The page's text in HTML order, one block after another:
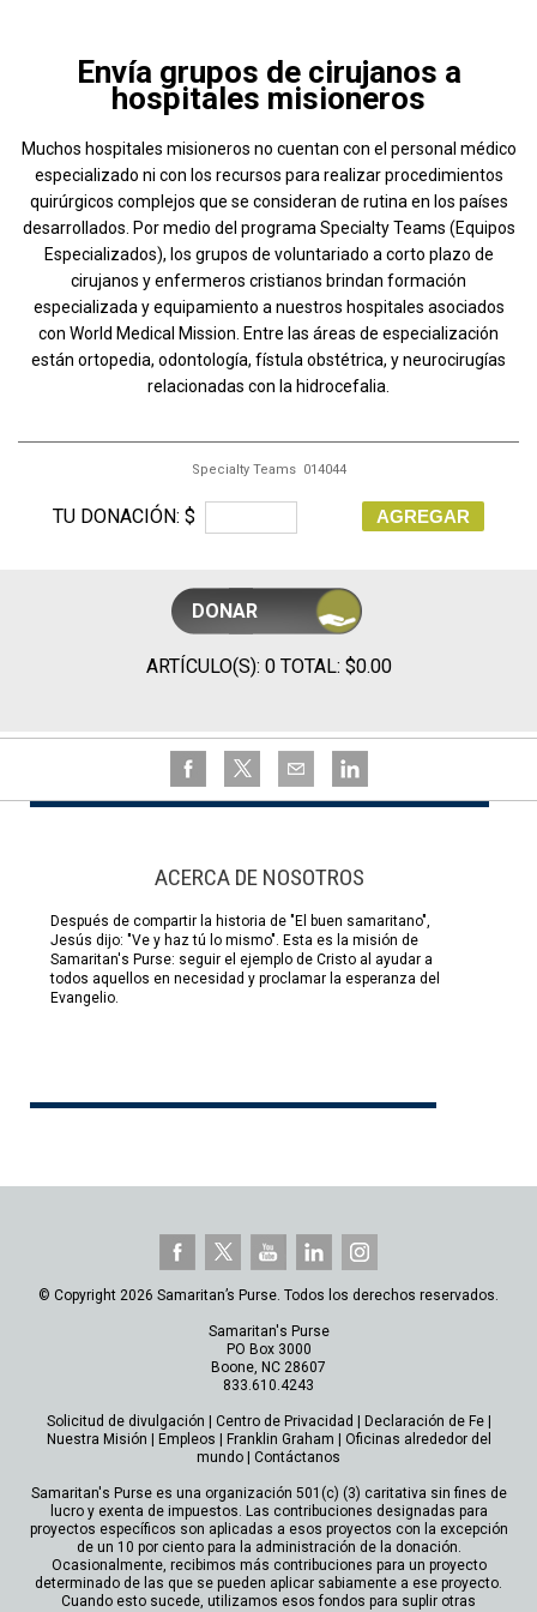
Envía grupos de cirujanos a
hospitales misioneros
Muchos hospitales misioneros no cuentan con el personal médico
especializado ni con los recursos para realizar procedimientos
quirúrgicos complejos que se consideran de rutina en los países
desarrollados. Por medio del programa Specialty Teams (Equipos
Especializados), los grupos de voluntariado a corto plazo de
cirujanos y enfermeros cristianos brindan formación
especializada y equipamiento a nuestros hospitales asociados
con World Medical Mission. Entre las áreas de especialización
están ortopedia, odontología, fístula obstétrica, y neurocirugías
relacionadas con la hidrocefalia.
Specialty Teams 014044
TU DONACIÓN: $ AGREGAR
DONAR
ARTÍCULO(S): 0 TOTAL: $0.00
ACERCA DE NOSOTROS
Después de compartir la historia de "El buen samaritano",
Jesús dijo: "Ve y haz tú lo mismo". Esta es la misión de
Samaritan's Purse: seguir el ejemplo de Cristo al ayudar a
todos aquellos en necesidad y proclamar la esperanza del
Evangelio.
© Copyright 2026 Samaritan’s Purse. Todos los derechos reservados.
Samaritan's Purse
PO Box 3000
Boone, NC 28607
833.610.4243
Solicitud de divulgación | Centro de Privacidad | Declaración de Fe|
Nuestra Misión | Empleos | Franklin Graham | Oficinas alrededor del
mundo | Contáctanos
Samaritan's Purse es una organización 501(c) (3) caritativa sin fines de
lucro y exenta de impuestos. Las contribuciones designadas para
proyectos específicos son aplicadas a esos proyectos con la excepción
de un 10 por ciento para la administración de la donación.
Ocasionalmente, recibimos más contribuciones para un proyecto
determinado de las que se pueden aplicar sabiamente a ese proyecto.
Cuando esto sucede, utilizamos esos fondos para suplir otras